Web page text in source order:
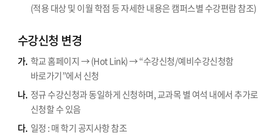
(적용 대상 및 이월 학점 등 자세한 내용은 캠퍼스별 수강편람 참조)
수강신청 변경
가. 학교 홈페이지 → (Hot Link) → “수강신청/예비수강신청함
바로가기”에서 신청
나. 정규 수강신청과 동일하게 신청하며, 교과목 별 여석 내에서 추가로
신청할 수 있음
다. 일정 : 매 학기 공지사항 참조